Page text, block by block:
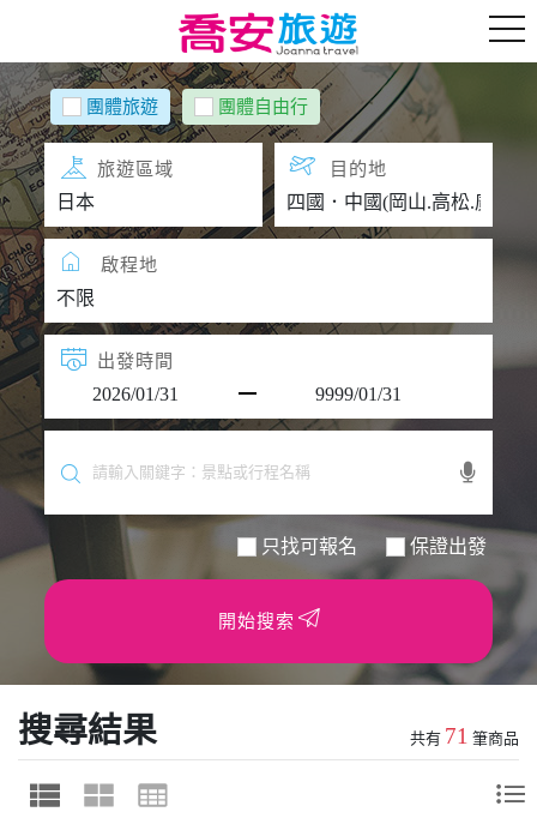
團體旅遊 團體自由行
旅遊區域 目的地
啟程地
出發時間
只找可報名 保證出發
開始搜索
搜尋結果 共有 71 筆商品